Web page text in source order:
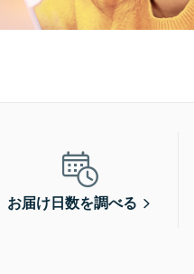
お届け日数を調べる